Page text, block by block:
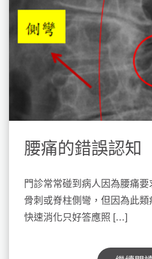
腰痛的錯誤認知
門診常常碰到病人因為腰痛
骨刺或脊柱側彎，但因為此
快速消化只好答應照 […]